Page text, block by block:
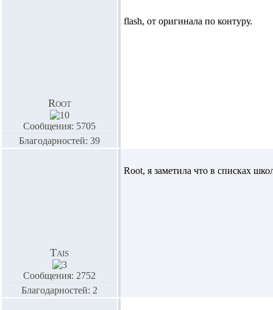
Root
Сообщения: 5705
Благодарностей: 39
flash, от оригинала по контуру.
Tais
Сообщения: 2752
Благодарностей: 2
Root, я заметила что в списках